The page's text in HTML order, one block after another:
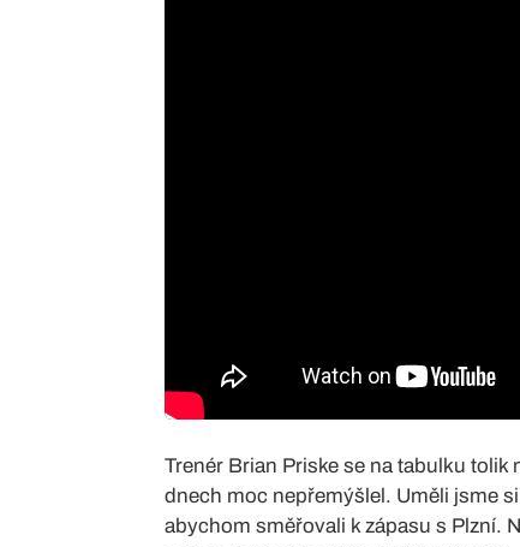
Trenér Brian Priske se na tabulku
dnech moc nepřemýšlel. Uměli jsme
abychom směřovali k zápasu s Plzní.